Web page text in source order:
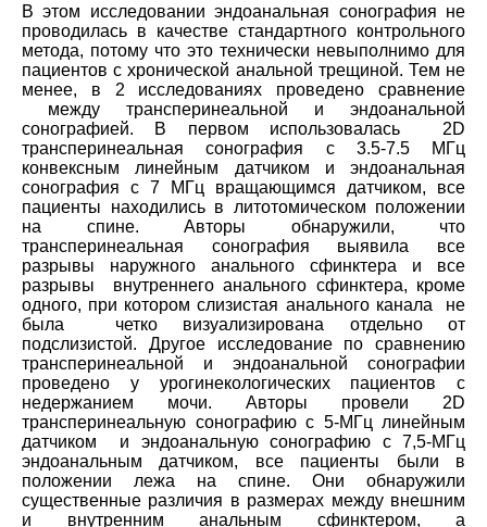
В этом исследовании эндоанальная сонография не
проводилась в качестве стандартного контрольного
метода, потому что это технически невыполнимо для
пациентов с хронической анальной трещиной. Тем не
менее, в 2 исследованиях проведено сравнение
между трансперинеальной и эндоанальной
сонографией. В первом использовалась 2D
трансперинеальная сонография с 3.5-7.5 МГц
конвексным линейным датчиком и эндоанальная
сонография с 7 МГц вращающимся датчиком, все
пациенты находились в литотомическом положении
на спине. Авторы обнаружили, что
трансперинеальная сонография выявила все
разрывы наружного анального сфинктера и все
разрывы внутреннего анального сфинктера, кроме
одного, при котором слизистая анального канала не
была четко визуализирована отдельно от
подслизистой. Другое исследование по сравнению
трансперинеальной и эндоанальной сонографии
проведено у урогинекологических пациентов с
недержанием мочи. Авторы провели 2D
трансперинеальную сонографию с 5-МГц линейным
датчиком и эндоанальную сонографию с 7,5-МГц
эндоанальным датчиком, все пациенты были в
положении лежа на спине. Они обнаружили
существенные различия в размерах между внешним
и внутренним анальным сфинктером, а